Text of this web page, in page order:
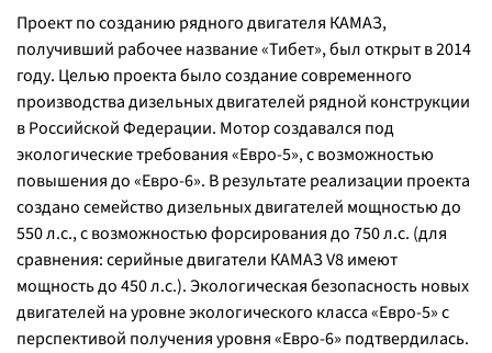
Проект по созданию рядного двигателя КАМАЗ,
получивший рабочее название «Тибет», был открыт в 2014
году. Целью проекта было создание современного
производства дизельных двигателей рядной конструкции
в Российской Федерации. Мотор создавался под
экологические требования «Евро-5», с возможностью
повышения до «Евро-6». В результате реализации проекта
создано семейство дизельных двигателей мощностью до
550 л.с., с возможностью форсирования до 750 л.с. (для
сравнения: серийные двигатели КАМАЗ V8 имеют
мощность до 450 л.с.). Экологическая безопасность новых
двигателей на уровне экологического класса «Евро-5» с
перспективой получения уровня «Евро-6» подтвердилась.